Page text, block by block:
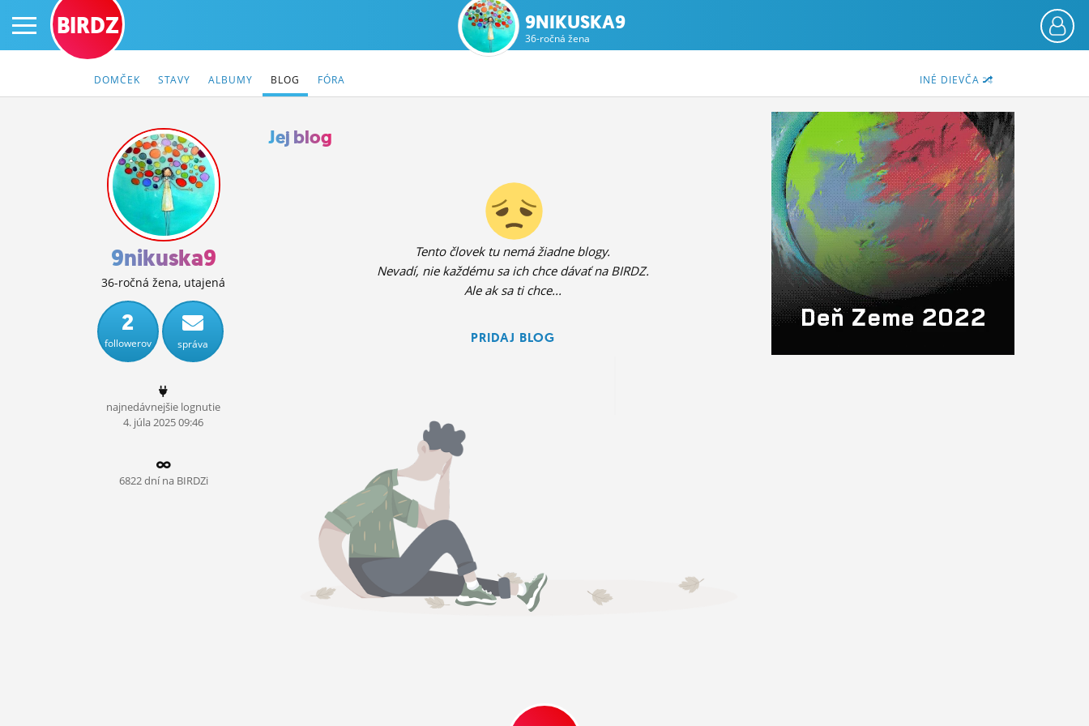
PRIHLÁS SA
ČINŽIAK
FÓRUM
STATUSY
BLOGY
OBRÁZKY
MÔJ PROFIL
ROLETA
BIRDZ 9NIKUSKA9
36-ročná žena
INÉ DIEVČA
DOMČEK STAVY ALBUMY BLOG FÓRA
9nikuska9
36-ročná žena, utajená
2
followerov správa
najnedávnejšie lognutie
4. júla2025 09:46
6822 dní na BIRDZi
Jej blog
Tento človek tu nemá žiadne blogy.
Nevadí, nie každému sa ich chce dávať na BIRDZ.
Ale ak sa ti chce...
PRIDAJ BLOG